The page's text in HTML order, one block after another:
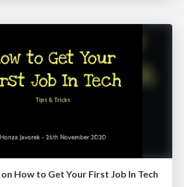
How to Get Your First Job In Tech